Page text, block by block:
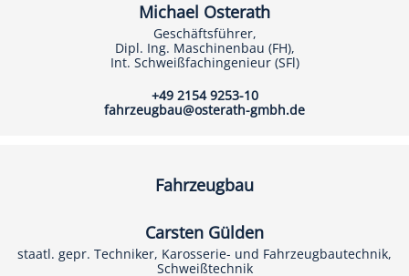
Michael Osterath
Geschäftsführer,
Dipl. Ing. Maschinenbau (FH),
Int. Schweißfachingenieur (SFl)
+49 2154 9253-10
fahrzeugbau@osterath-gmbh.de
Fahrzeugbau
Carsten Gülden
staatl. gepr. Techniker, Karosserie- und Fahrzeugbautechnik,
Schweißtechnik